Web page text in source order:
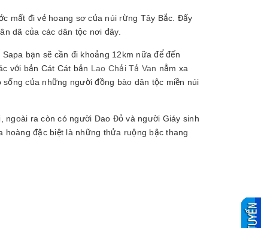
mất đi vẻ hoang sơ của núi rừng Tây Bắc. Đấy
dã của các dân tộc nơi đây.
bạn sẽ cần đi khoảng 12km nữa để đến
với bản Cát Cát bản Lao Chải Tả Van nằm xa
của những người đồng bào dân tộc miền núi
ra còn có người Dao Đỏ và người Giáy sinh
hoàng đặc biệt là những thửa ruộng bậc thang